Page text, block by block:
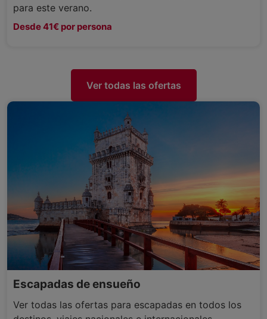
para este verano.
Desde 41€ por persona
Ver todas las ofertas
Escapadas de ensueño
Ver todas las ofertas para escapadas en todos los